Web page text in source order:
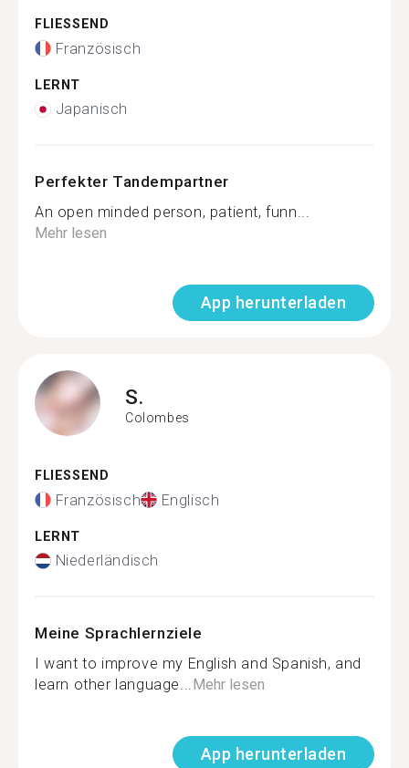
FLIESSEND
Französisch
LERNT
Japanisch
Perfekter Tandempartner
An open minded person, patient, funn...
Mehr lesen
App herunterladen
S.
Colombes
FLIESSEND
Französisch Englisch
LERNT
Niederländisch
Meine Sprachlernziele
I want to improve my English and Spanish, and
learn other language...Mehr lesen
App herunterladen